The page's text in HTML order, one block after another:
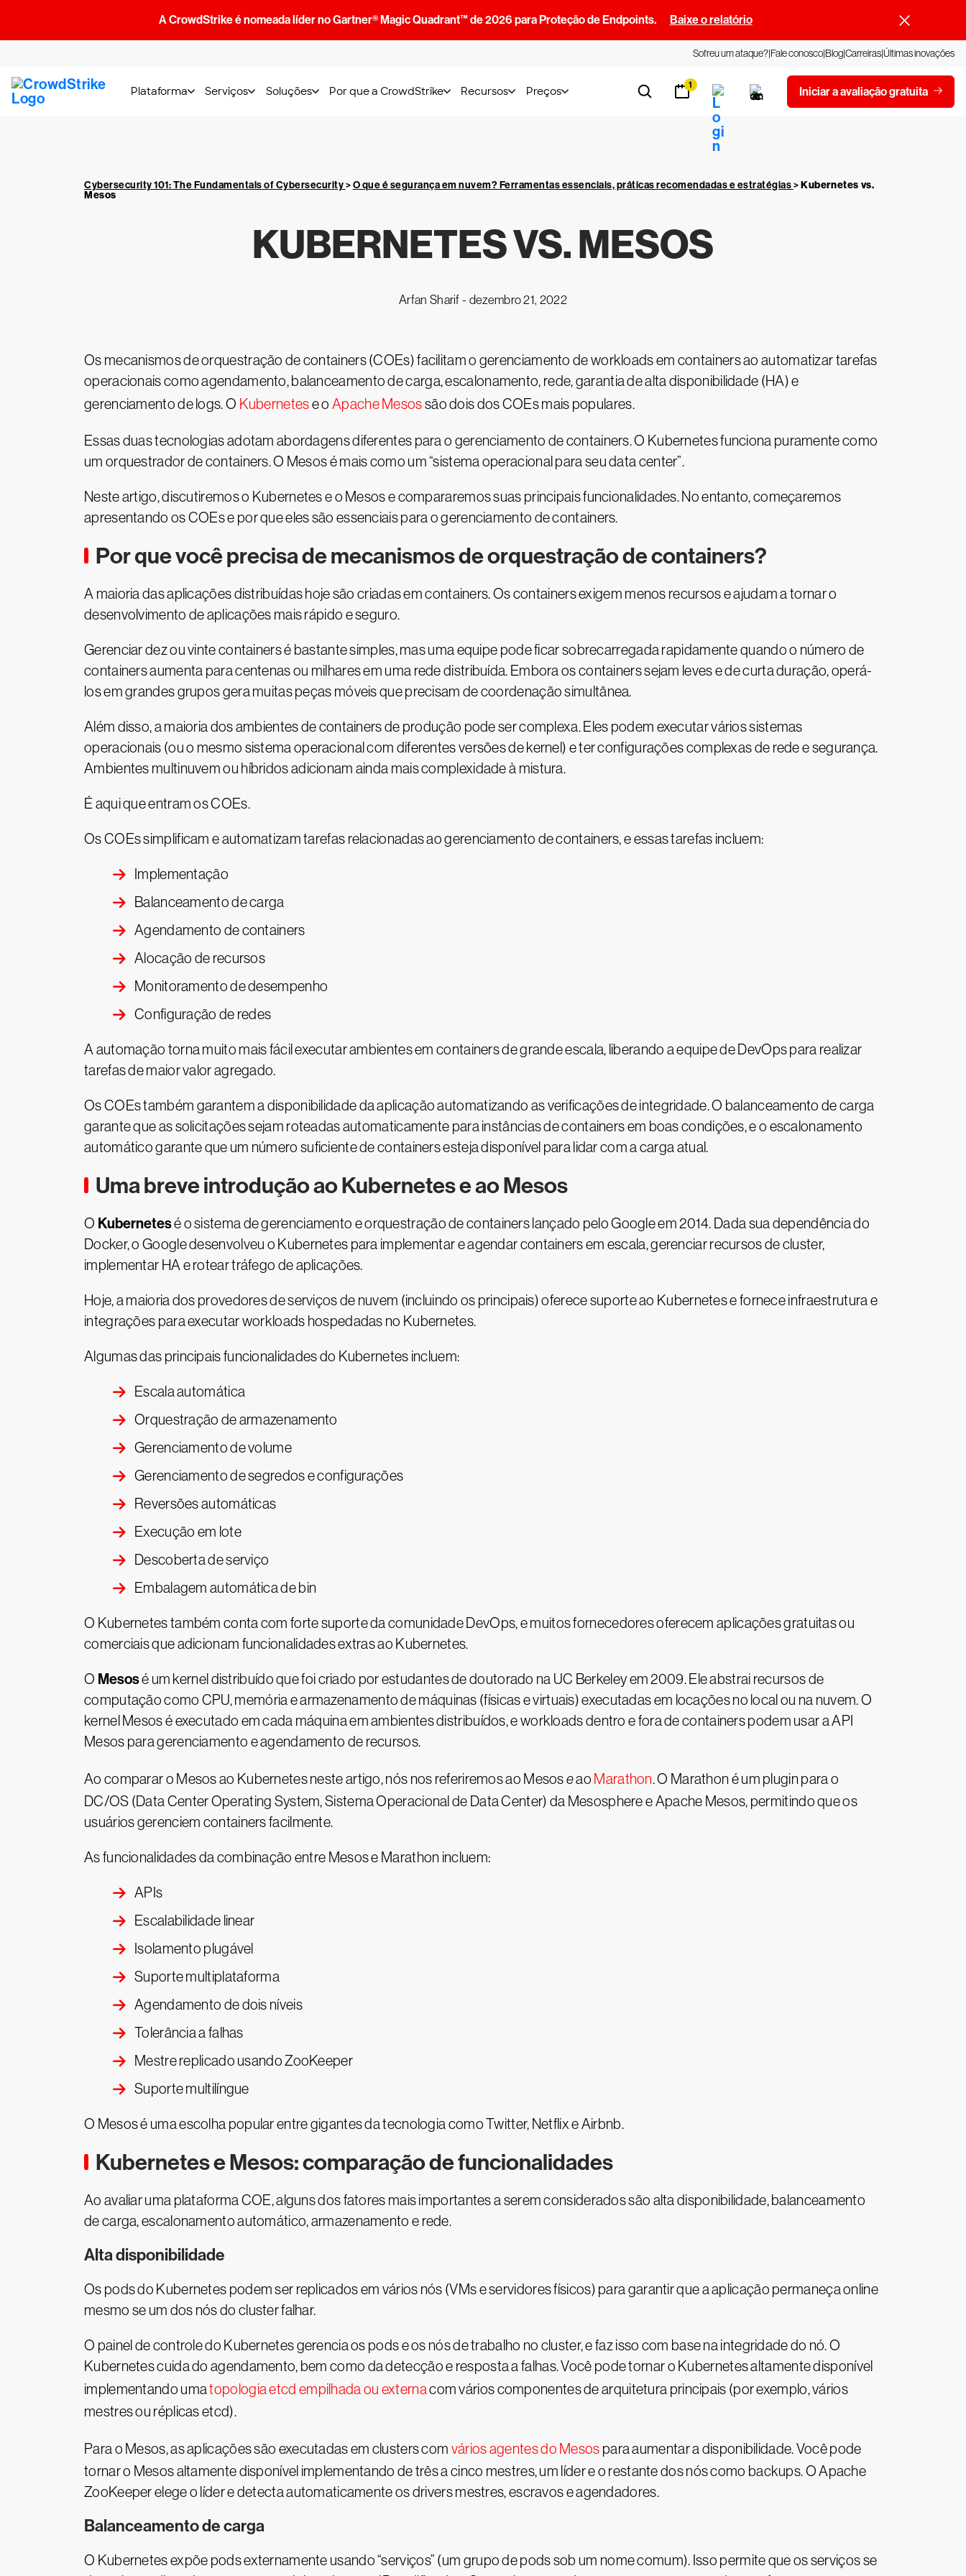
A CrowdStrike é nomeada líder no Gartner® Magic Quadrant™ de 2026 para Proteção de Endpoints. Baixe o relatório
Sofreu um ataque?Fale conoscoBlogCarreirasÚltimas inovações
Plataforma Serviços Soluções Por que a CrowdStrike Recursos Preços 1 Iniciar a avaliação gratuita
Cybersecurity 101: The Fundamentals of Cybersecurity>O que é segurança em nuvem? Ferramentas essenciais, práticas recomendadas e estratégias>Kubernetes vs.
Mesos
KUBERNETES VS. MESOS
Arfan Sharif - dezembro 21, 2022
Os mecanismos de orquestração de containers (COEs) facilitam o gerenciamento de workloads em containers ao automatizar tarefas
operacionais como agendamento, balanceamento de carga, escalonamento, rede, garantia de alta disponibilidade (HA) e
gerenciamento de logs. O Kubernetese oApache Mesossão dois dos COEs mais populares.
Essas duas tecnologias adotam abordagens diferentes para o gerenciamento de containers. O Kubernetes funciona puramente como
um orquestrador de containers. O Mesos é mais como um “sistema operacional para seu data center”.
Neste artigo, discutiremos o Kubernetes e o Mesos e compararemos suas principais funcionalidades. No entanto, começaremos
apresentando os COEs e por que eles são essenciais para o gerenciamento de containers.
Por que você precisa de mecanismos de orquestração de containers?
A maioria das aplicações distribuídas hoje são criadas em containers. Os containers exigem menos recursos e ajudam a tornar o
desenvolvimento de aplicações mais rápido e seguro.
Gerenciar dez ou vinte containers é bastante simples, mas uma equipe pode ficar sobrecarregada rapidamente quando o número de
containers aumenta para centenas ou milhares em uma rede distribuída. Embora os containers sejam leves e de curta duração, operá-
los em grandes grupos gera muitas peças móveis que precisam de coordenação simultânea.
Além disso, a maioria dos ambientes de containers de produção pode ser complexa. Eles podem executar vários sistemas
operacionais (ou o mesmo sistema operacional com diferentes versões de kernel) e ter configurações complexas de rede e segurança.
Ambientes multinuvem ou híbridos adicionam ainda mais complexidade à mistura.
É aqui que entram os COEs.
Os COEs simplificam e automatizam tarefas relacionadas ao gerenciamento de containers, e essas tarefas incluem:
Implementação
Balanceamento de carga
Agendamento de containers
Alocação de recursos
Monitoramento de desempenho
Configuração de redes
A automação torna muito mais fácil executar ambientes em containers de grande escala, liberando a equipe de DevOps para realizar
tarefas de maior valor agregado.
Os COEs também garantem a disponibilidade da aplicação automatizando as verificações de integridade. O balanceamento de carga
garante que as solicitações sejam roteadas automaticamente para instâncias de containers em boas condições, e o escalonamento
automático garante que um número suficiente de containers esteja disponível para lidar com a carga atual.
Uma breve introdução ao Kubernetes e ao Mesos
O Kubernetesé o sistema de gerenciamento e orquestração de containers lançado pelo Google em 2014. Dada sua dependência do
Docker, o Google desenvolveu o Kubernetes para implementar e agendar containers em escala, gerenciar recursos de cluster,
implementar HA e rotear tráfego de aplicações.
Hoje, a maioria dos provedores de serviços de nuvem (incluindo os principais) oferece suporte ao Kubernetes e fornece infraestrutura e
integrações para executar workloads hospedadas no Kubernetes.
Algumas das principais funcionalidades do Kubernetes incluem:
Escala automática
Orquestração de armazenamento
Gerenciamento de volume
Gerenciamento de segredos e configurações
Reversões automáticas
Execução em lote
Descoberta de serviço
Embalagem automática de bin
O Kubernetes também conta com forte suporte da comunidade DevOps, e muitos fornecedores oferecem aplicações gratuitas ou
comerciais que adicionam funcionalidades extras ao Kubernetes.
O Mesosé um kernel distribuído que foi criado por estudantes de doutorado na UC Berkeley em 2009. Ele abstrai recursos de
computação como CPU, memória e armazenamento de máquinas (físicas e virtuais) executadas em locações no local ou na nuvem. O
kernel Mesos é executado em cada máquina em ambientes distribuídos, e workloads dentro e fora de containers podem usar a API
Mesos para gerenciamento e agendamento de recursos.
Ao comparar o Mesos ao Kubernetes neste artigo, nós nos referiremos ao Mesoseao Marathon. O Marathon é um plugin para o
DC/OS (Data Center Operating System, Sistema Operacional de Data Center) da Mesosphere e Apache Mesos, permitindo que os
usuários gerenciem containers facilmente.
As funcionalidades da combinação entre Mesos e Marathon incluem:
APIs
Escalabilidade linear
Isolamento plugável
Suporte multiplataforma
Agendamento de dois níveis
Tolerância a falhas
Mestre replicado usando ZooKeeper
Suporte multilíngue
O Mesos é uma escolha popular entre gigantes da tecnologia como Twitter, Netflix e Airbnb.
Kubernetes e Mesos: comparação de funcionalidades
Ao avaliar uma plataforma COE, alguns dos fatores mais importantes a serem considerados são alta disponibilidade, balanceamento
de carga, escalonamento automático, armazenamento e rede.
Alta disponibilidade
Os pods do Kubernetes podem ser replicados em vários nós (VMs e servidores físicos) para garantir que a aplicação permaneça online
mesmo se um dos nós do cluster falhar.
O painel de controle do Kubernetes gerencia os pods e os nós de trabalho no cluster, e faz isso com base na integridade do nó. O
Kubernetes cuida do agendamento, bem como da detecção e resposta a falhas. Você pode tornar o Kubernetes altamente disponível
implementando umatopologia etcd empilhada ou externacom vários componentes de arquitetura principais (por exemplo, vários
mestres ou réplicas etcd).
Para o Mesos, as aplicações são executadas em clusters com vários agentes do Mesos para aumentar a disponibilidade. Você pode
tornar o Mesos altamente disponível implementando de três a cinco mestres, um líder e o restante dos nós como backups. O Apache
ZooKeeper elege o líder e detecta automaticamente os drivers mestres, escravos e agendadores.
Balanceamento de carga
O Kubernetes expõe pods externamente usando “serviços” (um grupo de pods sob um nome comum). Isso permite que os serviços se